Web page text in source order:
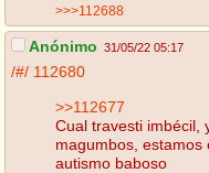
>>>112688
Anónimo 31/05/22 05:17
/#/ 112680
>>112677
Cual travesti imbécil,
magumbos, estamos
autismo baboso